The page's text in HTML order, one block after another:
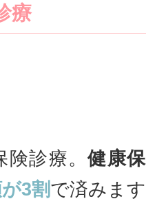
療
険診療。健康
3割で済みま